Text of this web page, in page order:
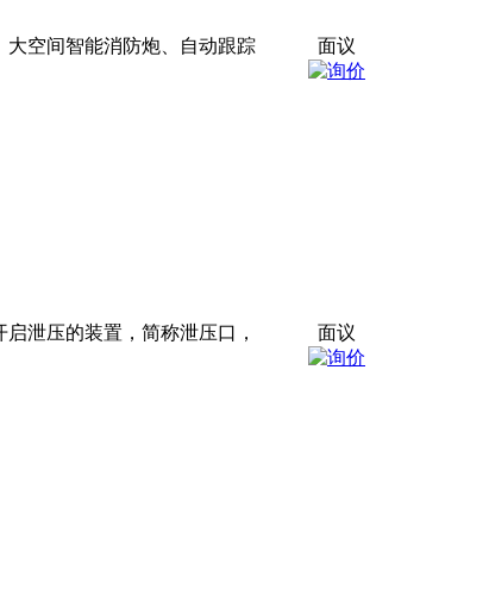
空间智能消防炮、自动跟踪
面议
泄压的装置，简称泄压口，
面议